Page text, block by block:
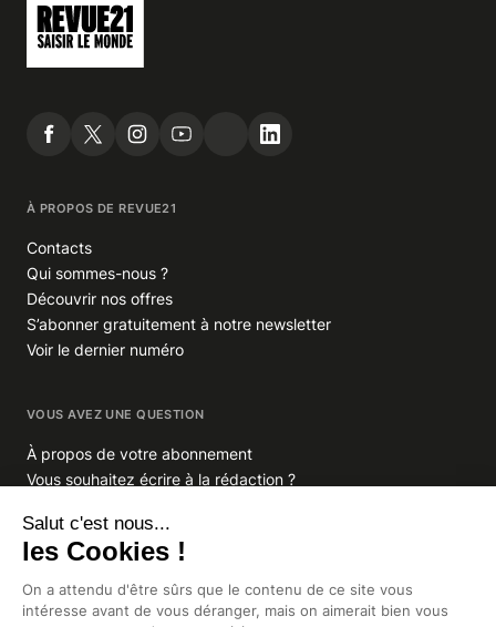
À PROPOS DE REVUE21
Contacts
Qui sommes-nous ?
Découvrir nos offres
S’abonner gratuitement à notre newsletter
Voir le dernier numéro
VOUS AVEZ UNE QUESTION
À propos de votre abonnement
Vous souhaitez écrire à la rédaction ?
GROUPE INDIGO PUBLICATIONS
En savoir plus sur Indigo Publications
La Lettre